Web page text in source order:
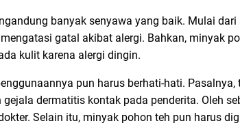
banyak senyawa yang baik. Mulai
gatal akibat alergi. Bahkan, minyak
kulit karena alergi dingin.
pun harus berhati-hati.
dermatitis kontak pada penderita. Oleh
Selain itu, minyak pohon teh pun harus